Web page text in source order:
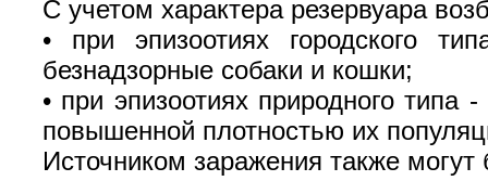
С учетом характера резервуара
•
при эпизоотиях городского
безнадзорные собаки и кошки;
• при эпизоотиях природного типа
повышенной плотностью их
Источником заражения также